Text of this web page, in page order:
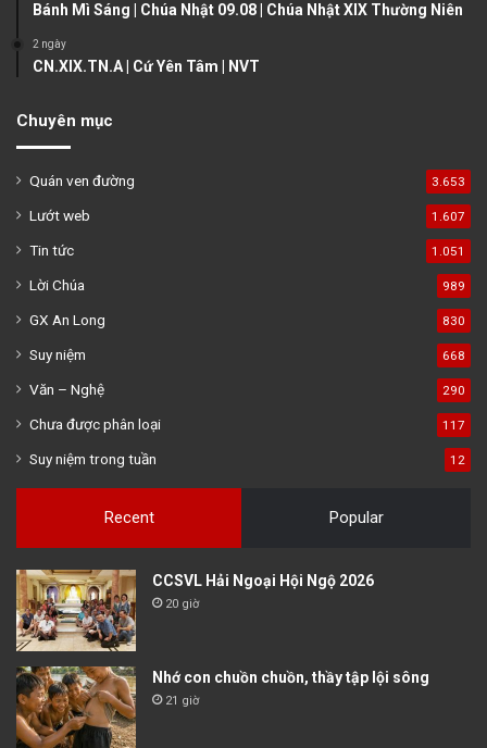
Bánh Mì Sáng | Chúa Nhật 09.08 | Chúa Nhật XIX Thường Niên
2 ngày
CN.XIX.TN.A | Cứ Yên Tâm | NVT
Chuyên mục
Quán ven đường 3.653
Lướt web 1.607
Tin tức 1.051
Lời Chúa 989
GX An Long 830
Suy niệm 668
Văn – Nghệ 290
Chưa được phân loại 117
Suy niệm trong tuần 12
Recent Popular
CCSVL Hải Ngoại Hội Ngộ 2026
20 giờ
Nhớ con chuồn chuồn, thầy tập lội sông
21 giờ